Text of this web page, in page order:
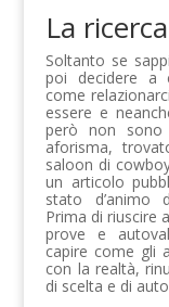
La
Soltanto se
poi decidere a
come
essere e
però non sono
aforisma,
saloon di
un articolo
stato d’animo
Prima di riuscire
prove e
capire come gli
con la realtà,
di scelta e di